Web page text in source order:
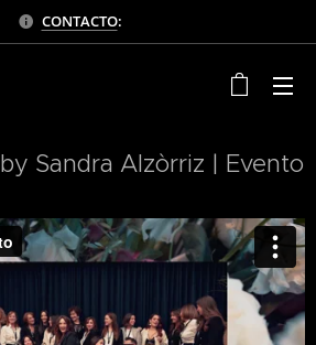
CONTACTO:
Sandra Alzòrriz | Evento